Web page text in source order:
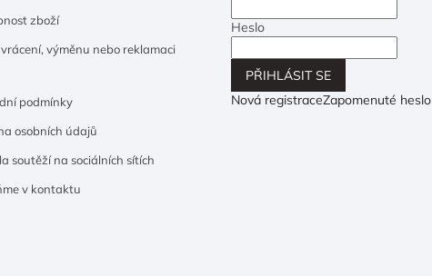
zboží
vrácení, výměnu nebo reklamaci
podmínky
osobních údajů
soutěží na sociálních sítích
v kontaktu
Heslo
PŘIHLÁSIT SE
Nová registraceZapomenuté heslo